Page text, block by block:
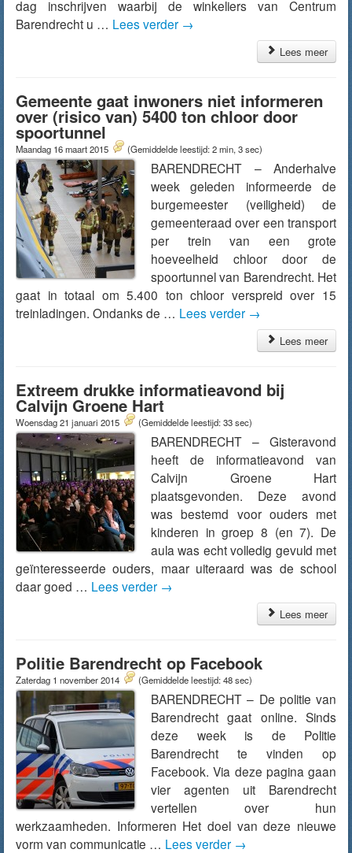
dag inschrijven waarbij de winkeliers van Centrum
Barendrecht u … Lees verder →
Lees meer
Gemeente gaat inwoners niet informeren
over (risico van) 5400 ton chloor door
spoortunnel
Maandag 16 maart 2015 (Gemiddelde leestijd: 2 min, 3 sec)
BARENDRECHT – Anderhalve
week geleden informeerde de
burgemeester (veiligheid) de
gemeenteraad over een transport
per trein van een grote
hoeveelheid chloor door de
spoortunnel van Barendrecht. Het
gaat in totaal om 5.400 ton chloor verspreid over 15
treinladingen. Ondanks de … Lees verder →
Lees meer
Extreem drukke informatieavond bij
Calvijn Groene Hart
Woensdag 21 januari 2015 (Gemiddelde leestijd: 33 sec)
BARENDRECHT – Gisteravond
heeft de informatieavond van
Calvijn Groene Hart
plaatsgevonden. Deze avond
was bestemd voor ouders met
kinderen in groep 8 (en 7). De
aula was echt volledig gevuld met
geïnteresseerde ouders, maar uiteraard was de school
daar goed … Lees verder →
Lees meer
Politie Barendrecht op Facebook
Zaterdag 1 november 2014 (Gemiddelde leestijd: 48 sec)
BARENDRECHT – De politie van
Barendrecht gaat online. Sinds
deze week is de Politie
Barendrecht te vinden op
Facebook. Via deze pagina gaan
vier agenten uit Barendrecht
vertellen over hun
werkzaamheden. Informeren Het doel van deze nieuwe
vorm van communicatie … Lees verder →